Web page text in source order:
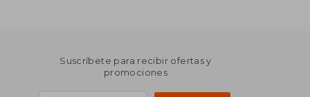
Suscríbete para recibir ofertas y
promociones